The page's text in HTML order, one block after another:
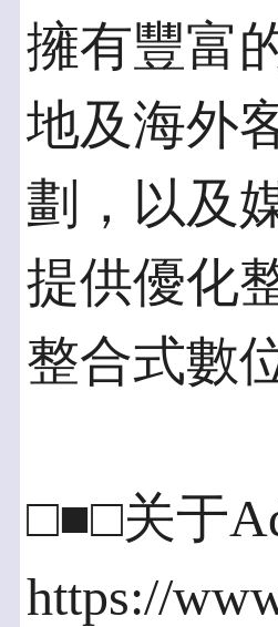
擁有豐富
地及海外
劃，以及
提供優化
整合式數
□■□关于
https://